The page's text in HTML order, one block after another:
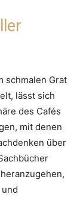
schmalen Grat
lässt sich
des Cafés
mit denen
über